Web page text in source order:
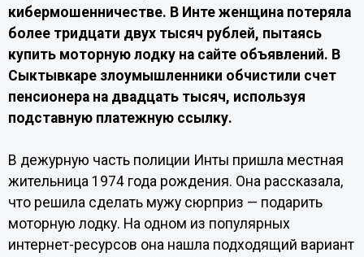
кибермошенничестве. В Инте женщина потеряла
более тридцати двух тысяч рублей, пытаясь
купить моторную лодку на сайте объявлений. В
Сыктывкаре злоумышленники обчистили счет
пенсионера на двадцать тысяч, используя
подставную платежную ссылку.
В дежурную часть полиции Инты пришла местная
жительница 1974 года рождения. Она рассказала,
что решила сделать мужу сюрприз — подарить
моторную лодку. На одном из популярных
интернет-ресурсов она нашла подходящий вариант